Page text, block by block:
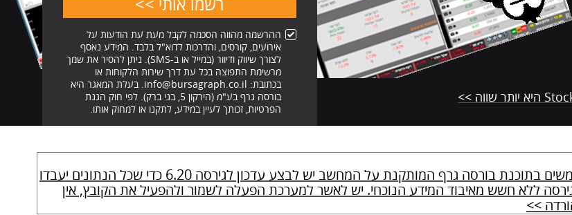
ההרשמה מהווה הסכמה לקבל מעת עת הודעות על
אירועים, קורסים, והדרכות לדוא"ל בלבד. המידע נאסף
לצורך שיווק ודיוור (במייל או ב-SMS). ניתן להסיר את שמך
מרשימת התפוצה בכל עת דרך שירות הלקוחות או
בכתובת: info@bursagraph.co.il. בעלת המאגר היא
בורסה גרף בע"מ (הירקון 5, בני ברק). לפי חוק הגנת
הפרטיות, זכותך לעיין במידע, לתקנו או למחוק אותו.
החל מיום שישי 09/01/26 יתקיים מסחר גם בימי שישי. למשתמשים בתוכנת בורסה גרף המותקנת על המחשב יש לבצע עדכון לגירסה 6.20 כדי שכל הנתונים יעבדו
ללא חשש מאיבוד המידע הנוכחי. יש לאשר למערכת הפעלה לשמור ולהפעיל את הקובץ, אין
>>